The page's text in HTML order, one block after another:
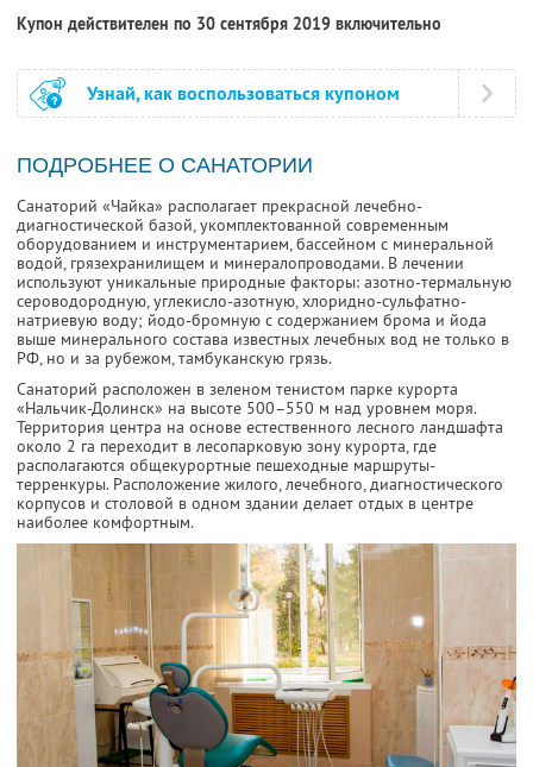
Купон действителен по 30 сентября 2019 включительно
Узнай, как воспользоваться купоном
ПОДРОБНЕЕ О САНАТОРИИ
Санаторий «Чайка» располагает прекрасной лечебно-
диагностической базой, укомплектованной современным
оборудованием и инструментарием, бассейном с минеральной
водой, грязехранилищем и минералопроводами. В лечении
используют уникальные природные факторы: азотно-термальную
сероводородную, углекисло-азотную, хлоридно-сульфатно-
натриевую воду; йодо-бромную с содержанием брома и йода
выше минерального состава известных лечебных вод не только в
РФ, но и за рубежом, тамбуканскую грязь.
Санаторий расположен в зеленом тенистом парке курорта
«Нальчик-Долинск» на высоте 500–550 м над уровнем моря.
Территория центра на основе естественного лесного ландшафта
около 2 га переходит в лесопарковую зону курорта, где
располагаются общекурортные пешеходные маршруты-
терренкуры. Расположение жилого, лечебного, диагностического
корпусов и столовой в одном здании делает отдых в центре
наиболее комфортным.